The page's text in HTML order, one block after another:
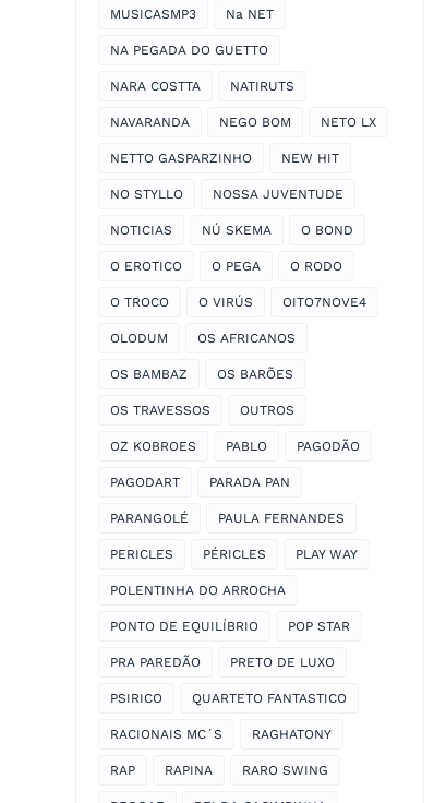
MUSICASMP3 Na NET
NA PEGADA DO GUETTO
NARA COSTTA NATIRUTS
NAVARANDA NEGO BOM NETO LX
NETTO GASPARZINHO NEW HIT
NO STYLLO NOSSA JUVENTUDE
NOTICIAS NÚ SKEMA O BOND
O EROTICO O PEGA O RODO
O TROCO O VIRÚS OITO7NOVE4
OLODUM OS AFRICANOS
OS BAMBAZ OS BARÕES
OS TRAVESSOS OUTROS
OZ KOBROES PABLO PAGODÃO
PAGODART PARADA PAN
PARANGOLÉ PAULA FERNANDES
PERICLES PÉRICLES PLAY WAY
POLENTINHA DO ARROCHA
PONTO DE EQUILÍBRIO POP STAR
PRA PAREDÃO PRETO DE LUXO
PSIRICO QUARTETO FANTASTICO
RACIONAIS MC´S RAGHATONY
RAP RAPINA RARO SWING